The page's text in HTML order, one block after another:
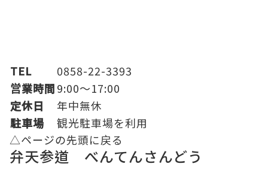
TEL
0858-22-3393
営業時間9:00～17:00
定休日
年中無休
駐車場
観光駐車場を利用
△ページの先頭に戻る
弁天参道 べんてんさんどう